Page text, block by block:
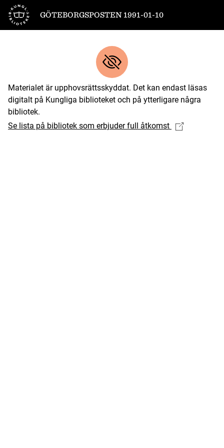
Till startsidan
GÖTEBORGSPOSTEN 1991-01-10
Materialet är upphovsrättsskyddat. Det kan endast läsas
digitalt på Kungliga biblioteket och på ytterligare några
bibliotek.
Se lista på bibliotek som erbjuder full åtkomst